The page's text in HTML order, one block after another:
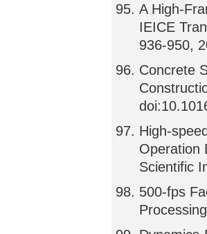
A High-
IEICE
936-950,
Concrete
High-
Operation
Scientific
500-fps